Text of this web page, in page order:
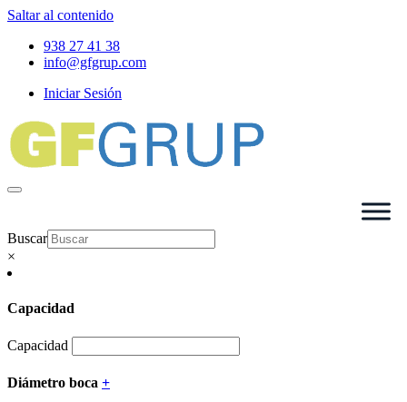
Saltar al contenido
938 27 41 38
info@gfgrup.com
Iniciar Sesión
Buscar
×
Capacidad
Capacidad
Diámetro boca +